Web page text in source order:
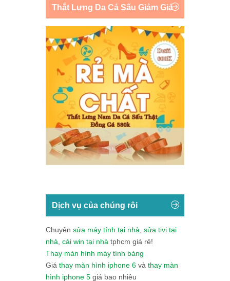
Thắt Lưng Da Cá Sấu Giảm Giá
Dịch vụ của chúng rôi
Chuyên sửa máy tính tại nhà sửa tivi tại
nhà cài win tại nhà tphcm giá rẻ!
Thay màn hình máy tính bảng
Giá thay màn hình iphone 6 và thay màn
hình iphone 5 giá bao nhiêu